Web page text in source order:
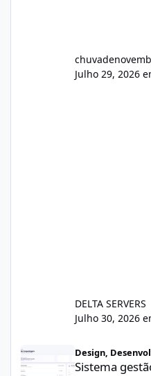
Julho 29, 2026
DELTA SERVERS
Julho 30, 2026
Design,
Sistema